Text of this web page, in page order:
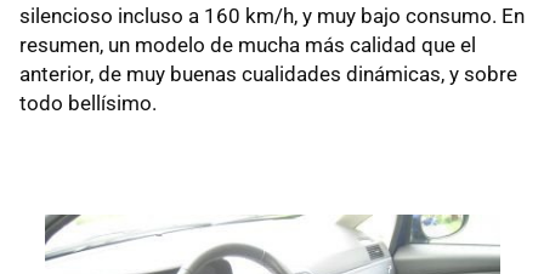
silencioso incluso a 160 km/h, y muy bajo consumo. En
resumen, un modelo de mucha más calidad que el
anterior, de muy buenas cualidades dinámicas, y sobre
todo bellísimo.